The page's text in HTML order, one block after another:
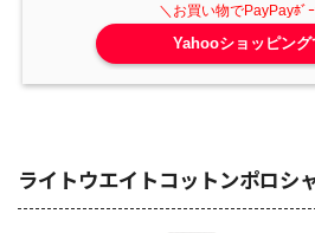
Yahooショッピング
ライトウエイトコットンポロシ